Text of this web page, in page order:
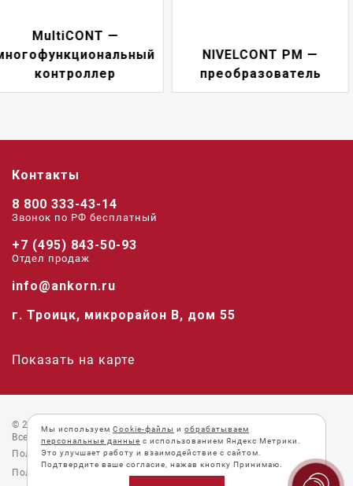
NIVELCONT PM —
преобразователь
переключатель
Контакты
8 800 333-43-14
Звонок по РФ беcплатный
+7 (495) 843-50-93
Отдел продаж
info@ankorn.ru
г. Троицк, микрорайон В, дом 55
Показать на карте
© 2026 «Анкорн».
Все права защищены.
Пользовательское соглашение
Политика конфиденциальности
Мы используем Cookie-файлы и обрабатываем
персональные данные с использованием Яндекс Метрики.
Это улучшает работу и взаимодействие с сайтом.
Подтвердите ваше согласие, нажав кнопку Принимаю.